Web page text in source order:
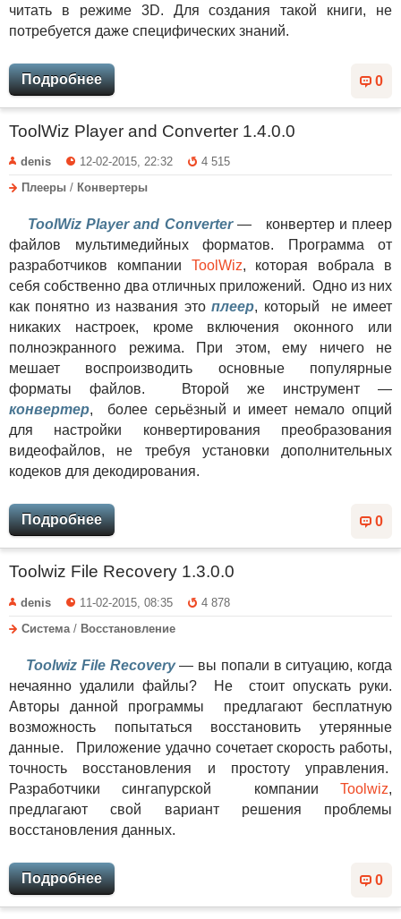
читать в режиме 3D. Для создания такой книги, не
потребуется даже специфических знаний.
0
Подробнее
ToolWiz Player and Converter 1.4.0.0
denis 12-02-2015, 22:32
4 515
Плееры / Конвертеры
ToolWiz Player and Converter— конвертер и плеер
файлов мультимедийных форматов. Программа от
разработчиков компании ToolWiz, которая вобрала в
себя собственно два отличных приложений. Одно из них
как понятно из названия этоплеер, который не имеет
никаких настроек, кроме включения оконного или
полноэкранного режима. При этом, ему ничего не
мешает воспроизводить основные популярные
форматы файлов. Второй же инструмент —
конвертер, более серьёзный и имеет немало опций
для настройки конвертирования преобразования
видеофайлов, не требуя установки дополнительных
кодеков для декодирования.
0
Подробнее
Toolwiz File Recovery 1.3.0.0
denis 11-02-2015, 08:35
4 878
Система / Восстановление
Toolwiz File Recovery— вы попали в ситуацию, когда
нечаянно удалили файлы? Не стоит опускать руки.
Авторы данной программы предлагают бесплатную
возможность попытаться восстановить утерянные
данные. Приложение удачно сочетает скорость работы,
точность восстановления и простоту управления.
Разработчики сингапурской компании Toolwiz,
предлагают свой вариант решения проблемы
восстановления данных.
0
Подробнее